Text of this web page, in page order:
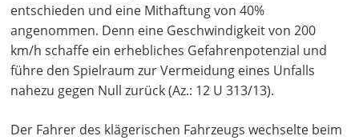
entschieden und eine Mithaftung von 40%
angenommen. Denn eine Geschwindigkeit von 200
km/h schaffe ein erhebliches Gefahrenpotenzial und
führe den Spielraum zur Vermeidung eines Unfalls
nahezu gegen Null zurück (Az.: 12 U 313/13).
Der Fahrer des klägerischen Fahrzeugs wechselte beim